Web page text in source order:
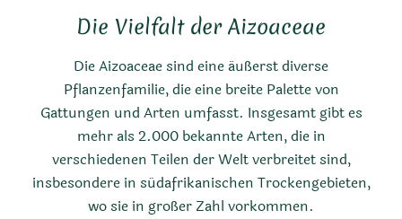
Die Vielfalt der Aizoaceae
Die Aizoaceae sind eine äußerst diverse
Pflanzenfamilie, die eine breite Palette von
Gattungen und Arten umfasst. Insgesamt gibt es
mehr als 2.000 bekannte Arten, die in
verschiedenen Teilen der Welt verbreitet sind,
insbesondere in südafrikanischen Trockengebieten,
wo sie in großer Zahl vorkommen.